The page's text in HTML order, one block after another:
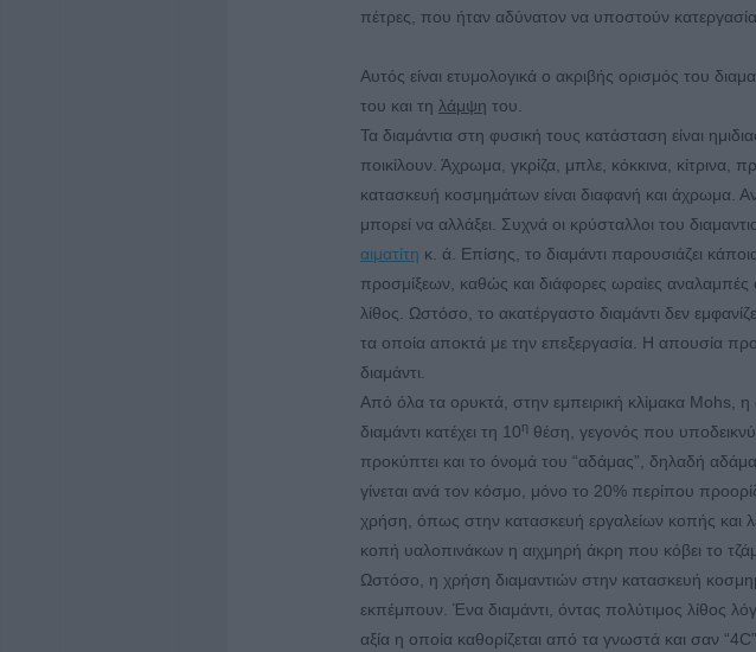
πέτρες, που ήταν αδύνατον να υποστούν
Αυτός είναι ετυμολογικά ο ακριβής ορισμός του
του και τη λάμψη του.
Τα διαμάντια στη φυσική τους κατάσταση είναι
ποικίλουν. Άχρωμα, γκρίζα, μπλε, κόκκινα, κίτρινα,
κατασκευή κοσμημάτων είναι διαφανή και άχρωμα.
μπορεί να αλλάξει. Συχνά οι κρύσταλλοι του
αιματίτη κ. ά. Επίσης, το διαμάντι παρουσιάζει
προσμίξεων, καθώς και διάφορες ωραίες αναλαμπές
λίθος. Ωστόσο, το ακατέργαστο διαμάντι δεν
τα οποία αποκτά με την επεξεργασία. Η απουσία
διαμάντι.
Από όλα τα ορυκτά, στην εμπειρική κλίμακα Mohs, η
διαμάντι κατέχει τη 10η θέση, γεγονός που
προκύπτει και το όνομά του “αδάμας”, δηλαδή
γίνεται ανά τον κόσμο, μόνο το 20% περίπου
χρήση, όπως στην κατασκευή εργαλείων κοπής και
κοπή υαλοπινάκων η αιχμηρή άκρη που κόβει το τζάμι
Ωστόσο, η χρήση διαμαντιών στην κατασκευή
εκπέμπουν. Ένα διαμάντι, όντας πολύτιμος λίθος
αξία η οποία καθορίζεται από τα γνωστά και σαν